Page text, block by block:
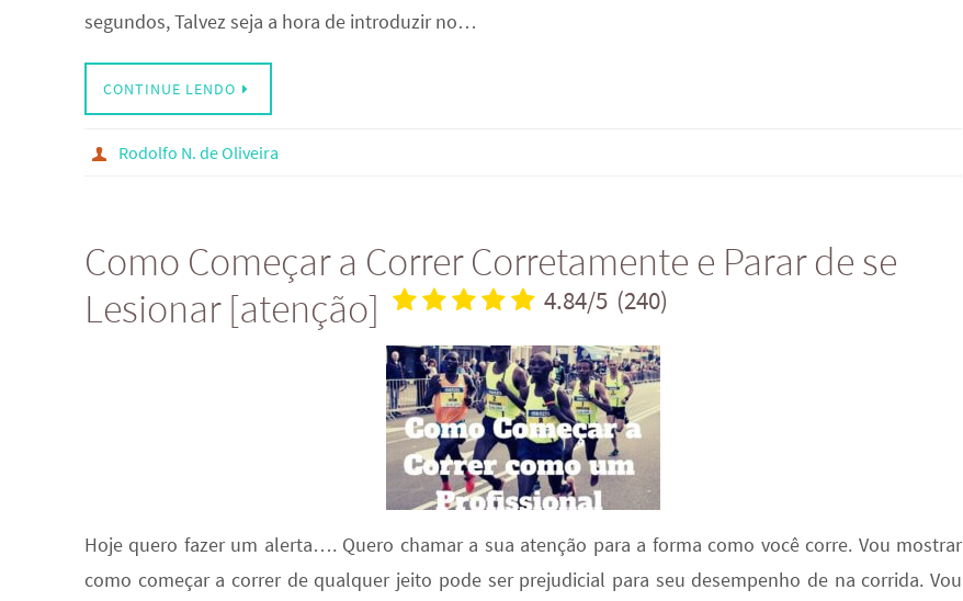
segundos, Talvez seja a hora de introduzir no…
CONTINUE LENDO
Rodolfo N. de Oliveira
Como Começar a Correr Corretamente e Parar de se
Lesionar [atenção]
4.84/5 (240)
Hoje quero fazer um alerta…. Quero chamar a sua atenção para a forma como você corre. Vou mostrar
como começar a correr de qualquer jeito pode ser prejudicial para seu desempenho de na corrida. Vou